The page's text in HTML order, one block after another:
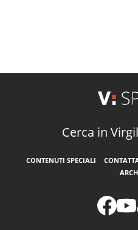
Cerca in
CONTENUTI SPECIALI